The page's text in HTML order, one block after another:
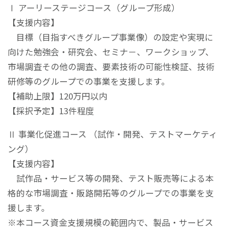
Ⅰ アーリーステージコース（グループ形成）
【支援内容】
目標（目指すべきグループ事業像）の設定や実現に
向けた勉強会・研究会、セミナ－、ワークショップ、
市場調査その他の調査、要素技術の可能性検証、技術
研修等のグループでの事業を支援します。
【補助上限】120万円以内
【採択予定】13件程度
Ⅱ 事業化促進コース （試作・開発、テストマーケティ
ング）
【支援内容】
試作品・サービス等の開発、テスト販売等による本
格的な市場調査・販路開拓等のグループでの事業を支
援します。
※本コース資金支援規模の範囲内で、製品・サービス